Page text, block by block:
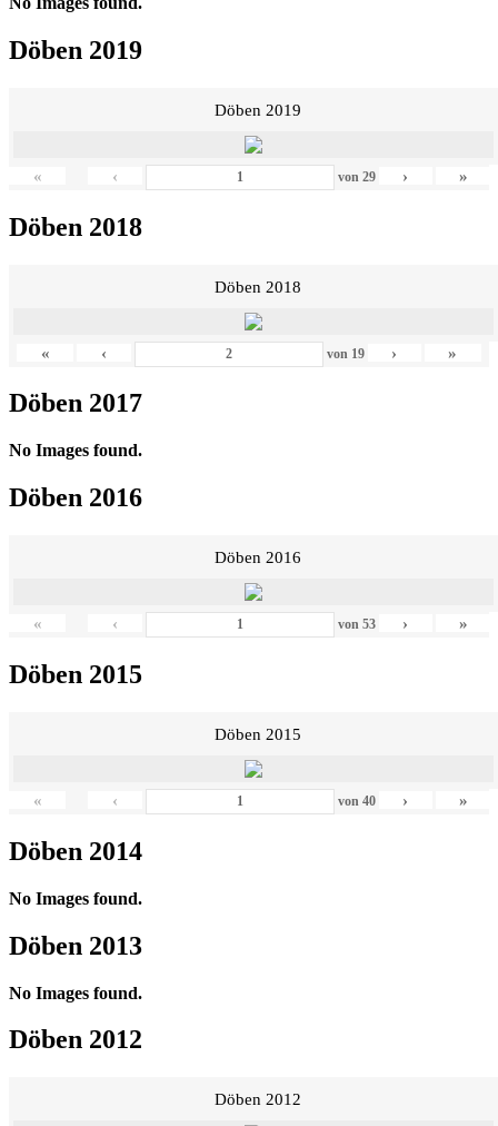
Döben 2019
Döben 2019
« ‹ von 29 › »
Döben 2018
Döben 2018
« ‹ von 19 › »
Döben 2017
No Images found.
Döben 2016
Döben 2016
« ‹ von 53 › »
Döben 2015
Döben 2015
« ‹ von 40 › »
Döben 2014
No Images found.
Döben 2013
No Images found.
Döben 2012
Döben 2012